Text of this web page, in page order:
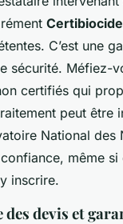
Certibiocide
C’est une
sécurité. Méfiez-
certifiés qui
peut être
National des
même si
inscrire.
devis et